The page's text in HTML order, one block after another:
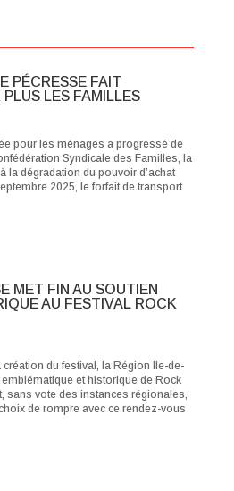
PÉCRESSE FAIT
LES FAMILLES
pour les ménages a progressé de
Syndicale des Familles, la
la dégradation du pouvoir d’achat
2025, le forfait de transport
MET FIN AU SOUTIEN
AU FESTIVAL ROCK
du festival, la Région Ile-de-
et historique de Rock
sans vote des instances régionales,
de rompre avec ce rendez-vous